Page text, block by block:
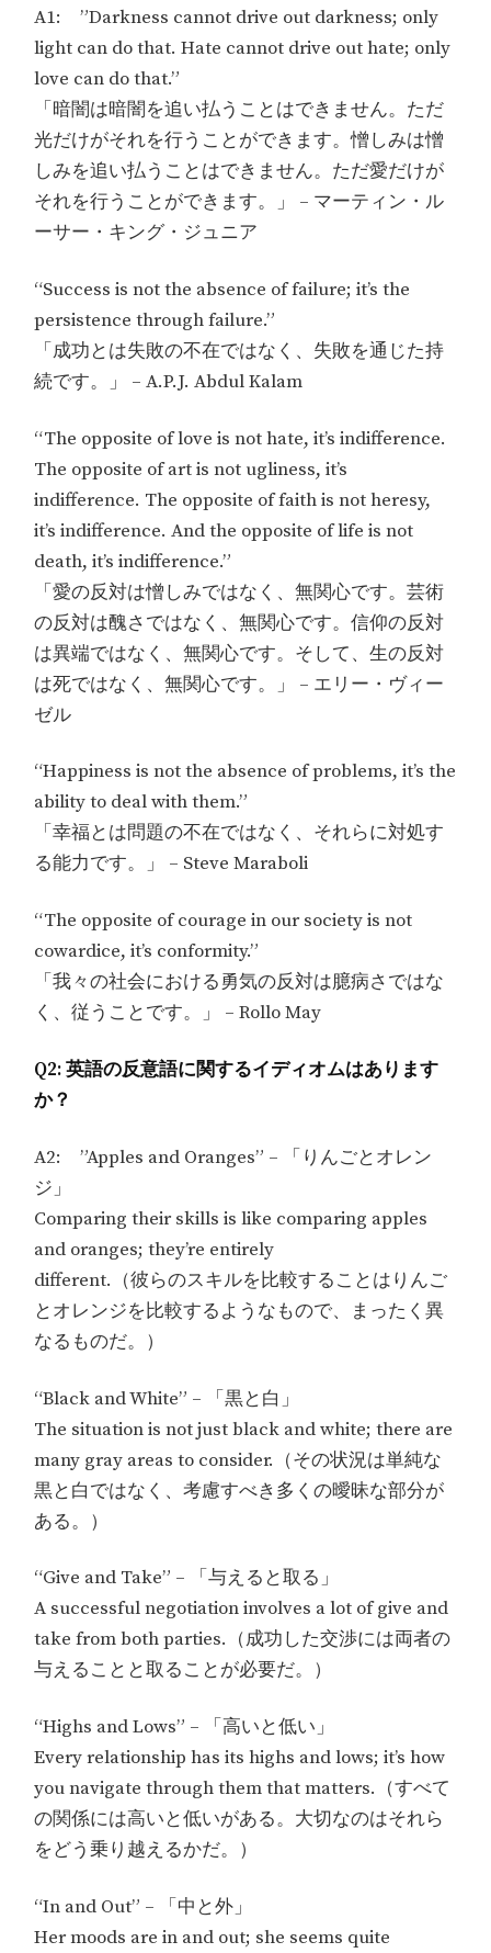
A1: ”Darkness cannot drive out darkness; only
light can do that. Hate cannot drive out hate; only
love can do that.”
「暗闇は暗闇を追い払うことはできません。ただ
光だけがそれを行うことができます。憎しみは憎
しみを追い払うことはできません。ただ愛だけが
それを行うことができます。」 – マーティン・ル
ーサー・キング・ジュニア
“Success is not the absence of failure; it’s the
persistence through failure.”
「成功とは失敗の不在ではなく、失敗を通じた持
続です。」 – A.P.J. Abdul Kalam
“The opposite of love is not hate, it’s indifference.
The opposite of art is not ugliness, it’s
indifference. The opposite of faith is not heresy,
it’s indifference. And the opposite of life is not
death, it’s indifference.”
「愛の反対は憎しみではなく、無関心です。芸術
の反対は醜さではなく、無関心です。信仰の反対
は異端ではなく、無関心です。そして、生の反対
は死ではなく、無関心です。」 – エリー・ヴィー
ゼル
“Happiness is not the absence of problems, it’s the
ability to deal with them.”
「幸福とは問題の不在ではなく、それらに対処す
る能力です。」 – Steve Maraboli
“The opposite of courage in our society is not
cowardice, it’s conformity.”
「我々の社会における勇気の反対は臆病さではな
く、従うことです。」 – Rollo May
Q2: 英語の反意語に関するイディオムはあります
か？
A2: ”Apples and Oranges” – 「りんごとオレン
ジ」
Comparing their skills is like comparing apples
and oranges; they’re entirely
different.（彼らのスキルを比較することはりんご
とオレンジを比較するようなもので、まったく異
なるものだ。）
“Black and White” – 「黒と白」
The situation is not just black and white; there are
many gray areas to consider.（その状況は単純な
黒と白ではなく、考慮すべき多くの曖昧な部分が
ある。）
“Give and Take” – 「与えると取る」
A successful negotiation involves a lot of give and
take from both parties.（成功した交渉には両者の
与えることと取ることが必要だ。）
“Highs and Lows” – 「高いと低い」
Every relationship has its highs and lows; it’s how
you navigate through them that matters.（すべて
の関係には高いと低いがある。大切なのはそれら
をどう乗り越えるかだ。）
“In and Out” – 「中と外」
Her moods are in and out; she seems quite